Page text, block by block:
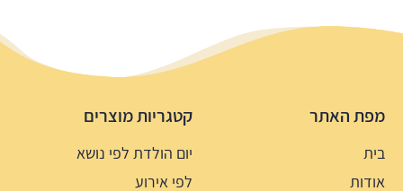
מפת האתר
בית
אודות
קטגריות מוצרים
יום הולדת לפי נושא
לפי אירוע